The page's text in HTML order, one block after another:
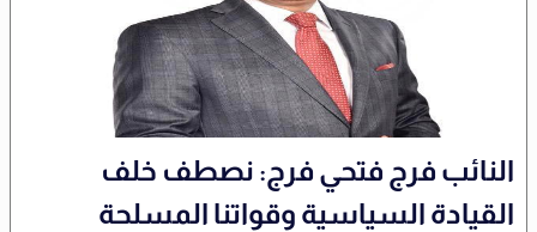
النائب فرج فتحي فرج: نصطف خلف
القيادة السياسية وقواتنا المسلحة